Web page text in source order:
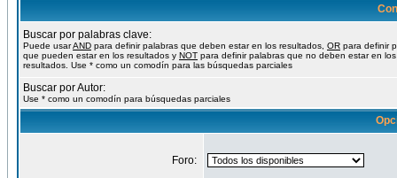
Buscar por palabras clave:
Puede usarAND para definir palabras que deben estar en los resultados, OR para definir
que pueden estar en los resultados y NOT para definir palabras que no deben estar en los
resultados. Use * como un comodín para las búsquedas parciales
Buscar por Autor:
Use * como un comodín para búsquedas parciales
Foro: